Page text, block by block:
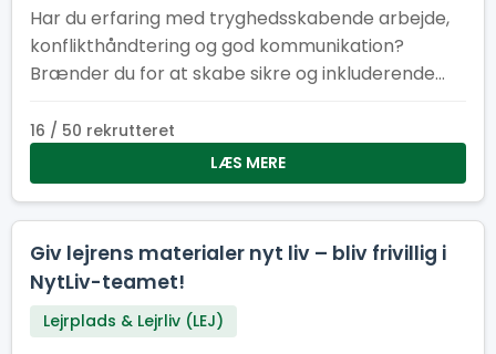
Har du erfaring med tryghedsskabende arbejde,
konflikthåndtering og god kommunikation?
Brænder du for at skabe sikre og inkluderende
vores tryghedskabende team vi kalder “De
Tryghedsværter eller lignende fra andre store
kalde os selv for “De lyttende ører”, som tager
afsæt i det engelske koncept “Listening ears” der
også findes på bl.a. verdensjamboreen.
16 / 50 rekrutteret
LÆS MERE
Giv lejrens materialer nyt liv – bliv frivillig i
NytLiv-teamet!
Lejrplads & Lejrliv (LEJ)